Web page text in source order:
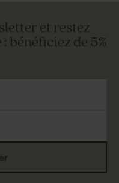
et restez
bénéficiez de 5%